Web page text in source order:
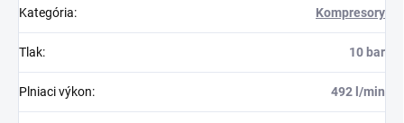
Kategória: Kompresory
Tlak: 10 bar
Plniaci výkon: 492 l/min